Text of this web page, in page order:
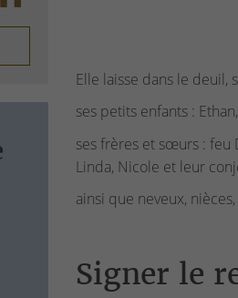
Elle laisse dans le deuil,
ses petits enfants :
ses frères et sœurs : feu
Linda, Nicole et leur
ainsi que neveux,
Signer le